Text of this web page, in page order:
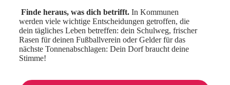
Finde heraus, was dich betrifft. In Kommunen
werden viele wichtige Entscheidungen getroffen, die
dein tägliches Leben betreffen: dein Schulweg, frischer
Rasen für deinen Fußballverein oder Gelder für das
nächste Tonnenabschlagen: Dein Dorf braucht deine
Stimme!